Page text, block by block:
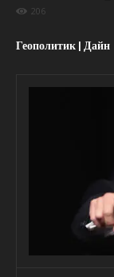
206
Геополитик | Дайн